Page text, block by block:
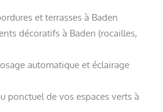
et terrasses à Baden
décoratifs à Baden (rocailles,
automatique et éclairage
ponctuel de vos espaces verts à